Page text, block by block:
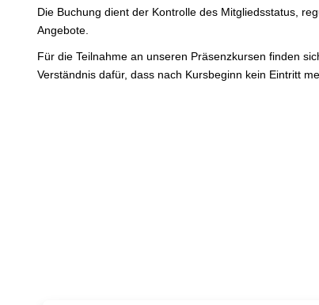
Die Buchung dient der Kontrolle des Mitgliedsstatus,
Angebote.
Für die Teilnahme an unseren Präsenzkursen finden
Verständnis dafür, dass nach Kursbeginn kein Eintritt